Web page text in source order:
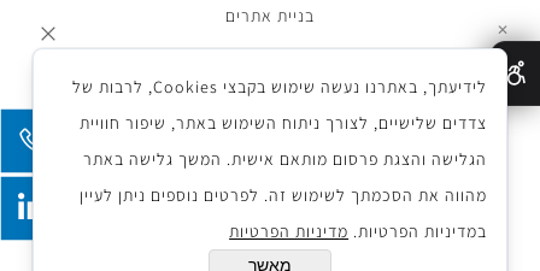
בניית אתרים
✕
לידיעתך, באתרנו נעשה שימוש בקבצי Cookies, לרבות של
צדדים שלישיים, לצורך ניתוח השימוש באתר, שיפור חוויית
הגלישה והצגת פרסום מותאם אישית. המשך גלישה באתר
מהווה את הסכמתך לשימוש זה. לפרטים נוספים ניתן לעיין
במדיניות הפרטיות. מדיניות הפרטיות
מאשר